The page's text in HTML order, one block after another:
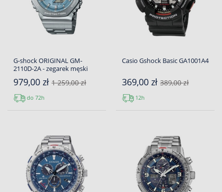
G-shock ORIGINAL GM-
2110D-2A - zegarek męski
979,00 zł 1 259,00 zł
do 72h
Casio Gshock Basic GA1001A4
369,00 zł 389,00 zł
12h